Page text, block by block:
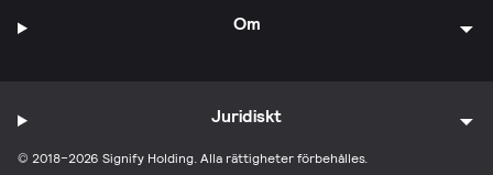
Om
© 2018–2026 Signify Holding. Alla rättigheter förbehålles.
Juridiskt